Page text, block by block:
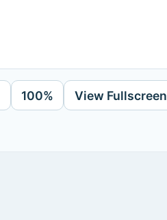
100% View Fullscreen